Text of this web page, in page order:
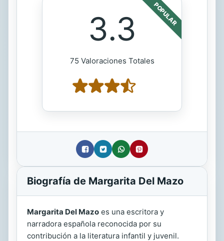
POPULAR
3.3
75 Valoraciones Totales
Biografía de Margarita Del Mazo
Margarita Del Mazo es una escritora y
narradora española reconocida por su
contribución a la literatura infantil y juvenil.